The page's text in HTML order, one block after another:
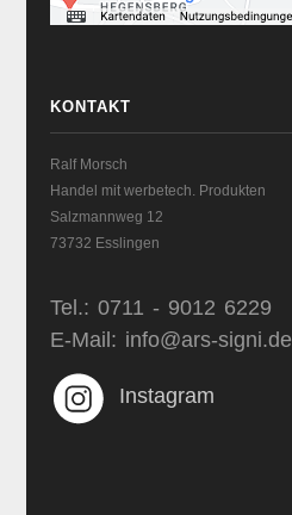
KONTAKT
Ralf Morsch
Handel mit werbetech. Produkten
Salzmannweg 12
73732 Esslingen
Tel.: 0711 - 9012 6229
E-Mail: info@ars-signi.de
Instagram